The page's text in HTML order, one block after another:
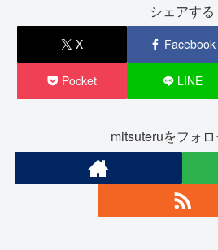
シェアする
X Facebook
Pocket LINE
mitsuteruをフォ